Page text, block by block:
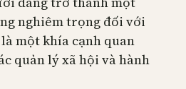
nghiêm trọng đối với
một khía cạnh quan
quản lý xã hội và hành